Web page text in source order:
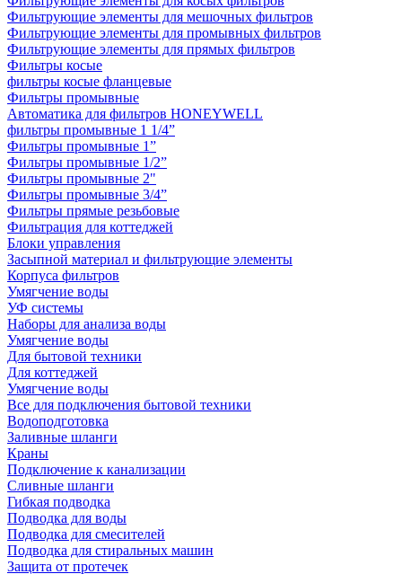
Фильтрующие элементы для мешочных фильтров
Фильтрующие элементы для промывных фильтров
Фильтрующие элементы для прямых фильтров
Фильтры косые
фильтры косые фланцевые
Фильтры промывные
Автоматика для фильтров HONEYWELL
фильтры промывные 1 1/4”
Фильтры промывные 1”
Фильтры промывные 1/2”
Фильтры промывные 2"
Фильтры промывные 3/4”
Фильтры прямые резьбовые
Фильтрация для коттеджей
Блоки управления
Засыпной материал и фильтрующие элементы
Корпуса фильтров
Умягчение воды
УФ системы
Наборы для анализа воды
Умягчение воды
Для бытовой техники
Для коттеджей
Умягчение воды
Все для подключения бытовой техники
Водоподготовка
Заливные шланги
Краны
Подключение к канализации
Сливные шланги
Гибкая подводка
Подводка для воды
Подводка для смесителей
Подводка для стиральных машин
Защита от протечек